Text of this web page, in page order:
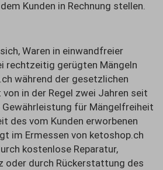
Kunden in Rechnung stellen.
Waren in einwandfreier
rechtzeitig gerügten Mängeln
während der gesetzlichen
in der Regel zwei Jahren seit
für Mängelfreiheit
des vom Kunden erworbenen
im Ermessen von ketoshop.ch
kostenlose Reparatur,
oder durch Rückerstattung des